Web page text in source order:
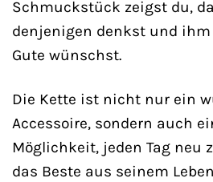
Schmuckstück zeigst du,
denjenigen denkst und ihm
Gute wünschst.
Die Kette ist nicht nur ein
Accessoire, sondern auch
Möglichkeit, jeden Tag neu
das Beste aus seinem